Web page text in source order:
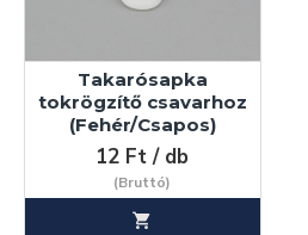
Takarósapka
tokrögzítő csavarhoz
(Fehér/Csapos)
12 Ft / db
(Bruttó)